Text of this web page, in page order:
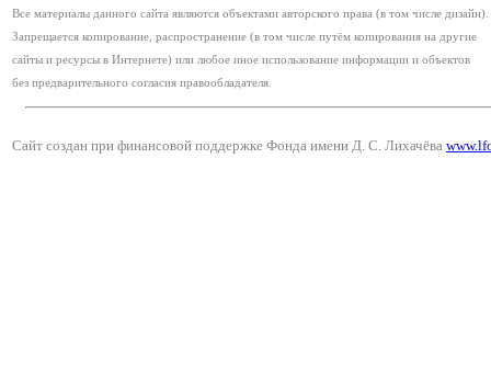
Все материалы данного сайта являются объектами авторского права (в том числе дизайн).
Запрещается копирование, распространение (в том числе путём копирования на другие
сайты и ресурсы в Интернете) или любое иное использование информации и объектов
без предварительного согласия правообладателя.
Сайт создан при финансовой поддержке Фонда имени Д. С. Лихачёва